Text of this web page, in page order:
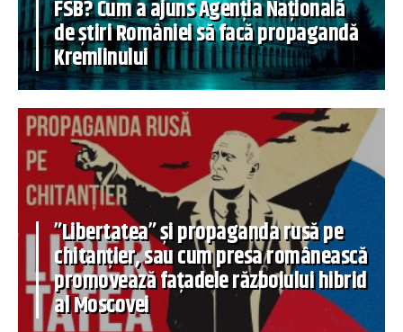
FSB? Cum a ajuns Agenția Națională
de știri României să facă propagandă
Kremlinului
”Libertatea” și propaganda rusă pe
chitanțier, sau cum presa românească
promovează fațadele războiului hibrid
al Moscovei